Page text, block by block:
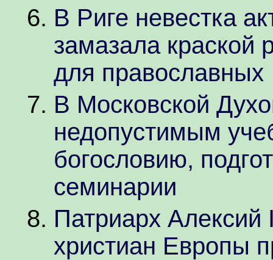
В Риге невестка
замазала краской
для православных
В Московской
недопустимым
богословию,
семинарии
Патриарх
христиан Европы